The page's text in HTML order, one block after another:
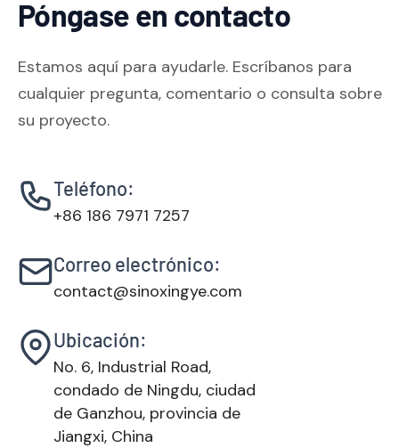
Póngase en contacto
Estamos aquí para ayudarle. Escríbanos para
cualquier pregunta, comentario o consulta sobre
su proyecto.
Teléfono:
+86 186 7971 7257
Correo electrónico:
contact@sinoxingye.com
Ubicación:
No. 6, Industrial Road,
condado de Ningdu, ciudad
de Ganzhou, provincia de
Jiangxi, China